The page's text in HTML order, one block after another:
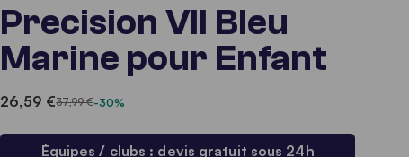
Precision VII Bleu
Marine pour Enfant
26,59 €37,99 €-30%
Équipes / clubs : devis gratuit sous 24h